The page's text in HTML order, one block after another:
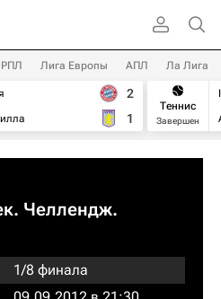
РПЛ Лига Европы АПЛ Ла Лига
2
1
Теннис
Завершен
Челлендж.
1/8 финала